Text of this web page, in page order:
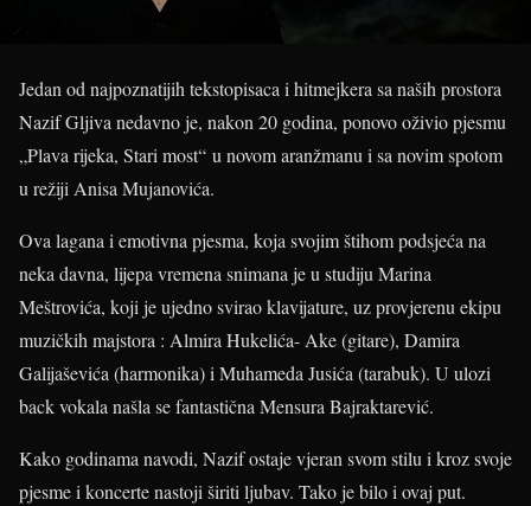
Jedan od najpoznatijih tekstopisaca i hitmejkera sa naših prostora
Nazif Gljiva nedavno je, nakon 20 godina, ponovo oživio pjesmu
„Plava rijeka, Stari most“ u novom aranžmanu i sa novim spotom
u režiji Anisa Mujanovića.
Ova lagana i emotivna pjesma, koja svojim štihom podsjeća na
neka davna, lijepa vremena snimana je u studiju Marina
Meštrovića, koji je ujedno svirao klavijature, uz provjerenu ekipu
muzičkih majstora : Almira Hukelića- Ake (gitare), Damira
Galijaševića (harmonika) i Muhameda Jusića (tarabuk). U ulozi
back vokala našla se fantastična Mensura Bajraktarević.
Kako godinama navodi, Nazif ostaje vjeran svom stilu i kroz svoje
pjesme i koncerte nastoji širiti ljubav. Tako je bilo i ovaj put.